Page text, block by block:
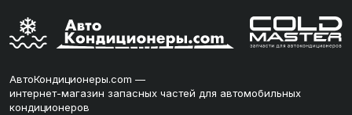
АвтоКондиционеры.com —
интернет-магазин запасных частей для автомобильных
кондиционеров